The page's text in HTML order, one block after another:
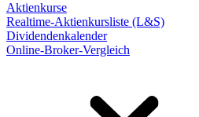
Aktienkurse
Realtime-Aktienkursliste (L&S)
Dividendenkalender
Online-Broker-Vergleich